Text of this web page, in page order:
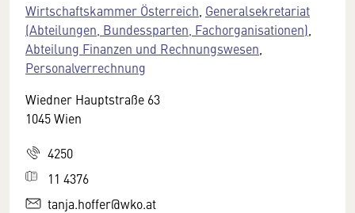
Wirtschaftskammer Österreich Generalsekretariat
(Abteilungen, Bundessparten, Fachorganisationen)
Abteilung Finanzen und Rechnungswesen
Personalverrechnung
Wiedner Hauptstraße 63
1045 Wien
4250
11 4376
tanja.hoffer@wko.at